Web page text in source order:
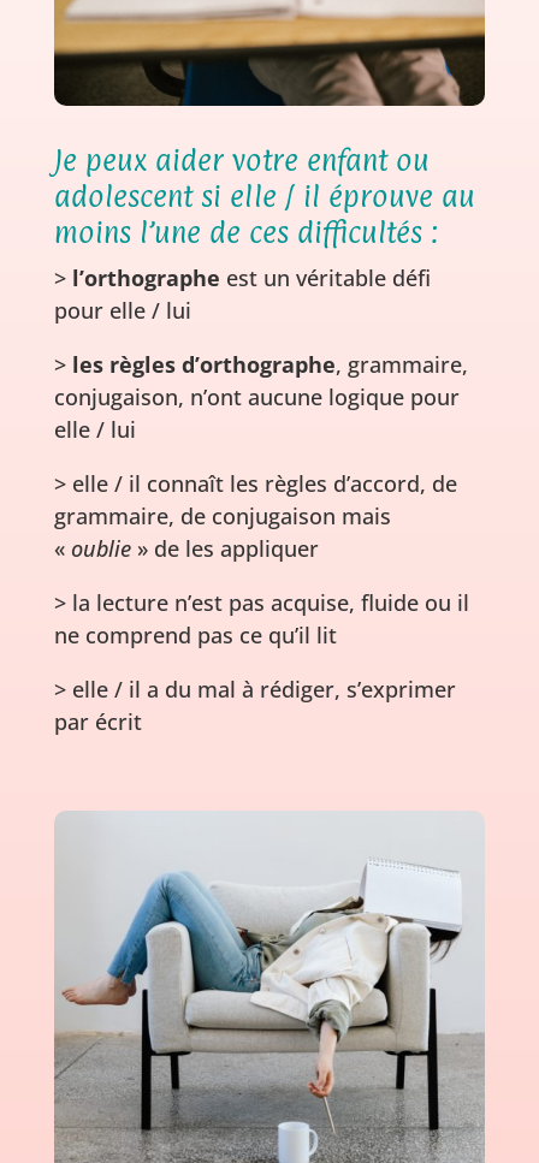
Je peux aider votre enfant ou
adolescent si elle / il éprouve au
moins l’une de ces difficultés :
> l’orthographe est un véritable défi
pour elle / lui
> les règles d’orthographe, grammaire,
conjugaison, n’ont aucune logique pour
elle / lui
> elle / il connaît les règles d’accord, de
grammaire, de conjugaison mais
« oublie» de les appliquer
> la lecture n’est pas acquise, fluide ou il
ne comprend pas ce qu’il lit
> elle / il a du mal à rédiger, s’exprimer
par écrit